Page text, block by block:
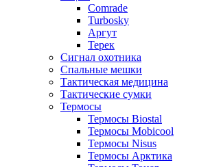
Comrade
Turbosky
Аргут
Терек
Сигнал охотника
Спальные мешки
Тактическая медицина
Тактические сумки
Термосы
Термосы Biostal
Термосы Mobicool
Термосы Nisus
Термосы Арктика